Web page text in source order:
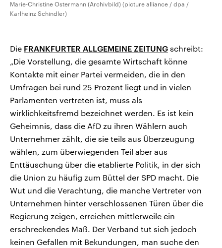
Marie-Christine Ostermann (Archivbild) (picture alliance / dpa /
Karlheinz Schindler)
Die FRANKFURTER ALLGEMEINE ZEITUNG schreibt:
„Die Vorstellung, die gesamte Wirtschaft könne
Kontakte mit einer Partei vermeiden, die in den
Umfragen bei rund 25 Prozent liegt und in vielen
Parlamenten vertreten ist, muss als
wirklichkeitsfremd bezeichnet werden. Es ist kein
Geheimnis, dass die AfD zu ihren Wählern auch
Unternehmer zählt, die sie teils aus Überzeugung
wählen, zum überwiegenden Teil aber aus
Enttäuschung über die etablierte Politik, in der sich
die Union zu häufig zum Büttel der SPD macht. Die
Wut und die Verachtung, die manche Vertreter von
Unternehmen hinter verschlossenen Türen über die
Regierung zeigen, erreichen mittlerweile ein
erschreckendes Maß. Der Verband tut sich jedoch
keinen Gefallen mit Bekundungen, man suche den